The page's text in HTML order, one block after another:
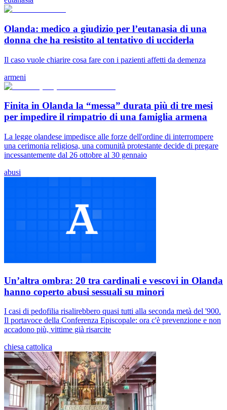
Olanda: medico a giudizio per l’eutanasia di una
donna che ha resistito al tentativo di ucciderla
Il caso vuole chiarire cosa fare con i pazienti affetti da demenza
armeni
Finita in Olanda la “messa” durata più di tre mesi
per impedire il rimpatrio di una famiglia armena
La legge olandese impedisce alle forze dell'ordine di interrompere
una cerimonia religiosa, una comunità protestante decide di pregare
incessantemente dal 26 ottobre al 30 gennaio
abusi
Un’altra ombra: 20 tra cardinali e vescovi in Olanda
hanno coperto abusi sessuali su minori
I casi di pedofilia risalirebbero quasi tutti alla seconda metà del '900.
Il portavoce della Conferenza Episcopale: ora c'è prevenzione e non
accadono più, vittime già risarcite
chiesa cattolica